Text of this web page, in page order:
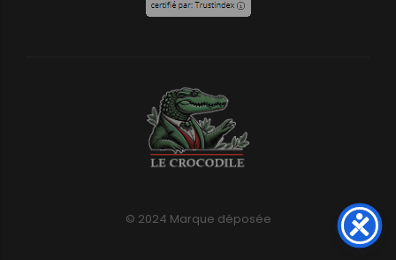
© 2024 Marque déposée